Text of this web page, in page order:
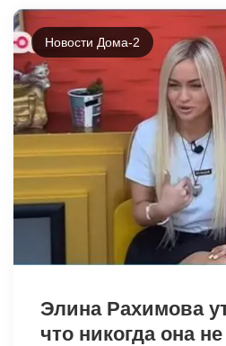
Новости Дома-2
Элина Рахимова
что никогда она